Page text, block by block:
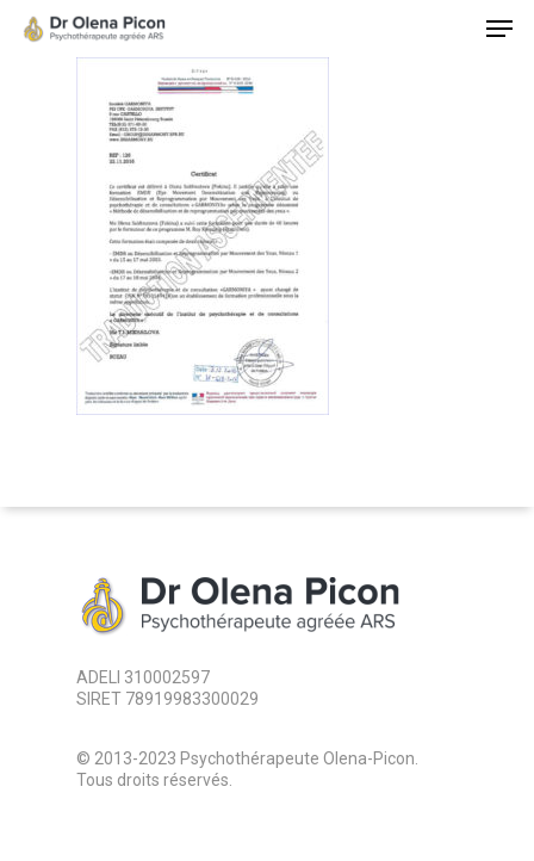
Hit enter to search or ESC to close
ADELI 310002597
SIRET 78919983300029
© 2013-2023 Psychothérapeute Olena-Picon.
Tous droits réservés.